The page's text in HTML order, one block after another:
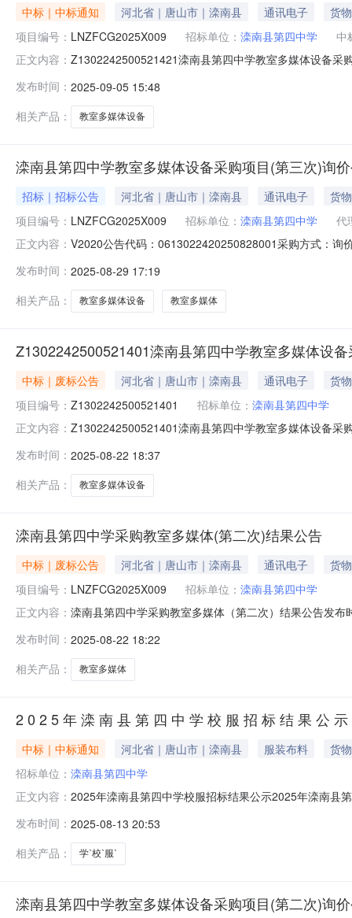
中标｜中标通知 河北省｜唐山市｜滦南县 通讯电子
货物
项目编号： LNZFCG2025X009 招标单位： 滦南县第四中学
中
正文内容： Z1302242500521421滦南县第四中学教室多媒体设备采
名：滦南县第四中学教室多媒体设备采购成交供应商名
发布时间： 2025-09-05 15:48
相关产品：
教室多媒体设备
滦南县第四中学教室多媒体设备采购项目(第三次)询
招标｜招标公告 河北省｜唐山市｜滦南县 通讯电子
货物
项目编号： LNZFCG2025X009 招标单位： 滦南县第四中学
代
正文内容： V2020公告代码：0613022420250828001采购方式：询
策：采购人名称：滦南县第四中学采购人地址：滦南县
发布时间： 2025-08-29 17:19
相关产品：
教室多媒体设备 教室多媒体
Z1302242500521401滦南县第四中学教室多媒体设
中标｜废标公告 河北省｜唐山市｜滦南县 通讯电子
货物
项目编号： Z1302242500521401 招标单位： 滦南县第四中学
正文内容： Z1302242500521401滦南县第四中学教室多媒体设备采
机构地址：滦南县行政办公大楼西附楼四楼0420室采购
发布时间： 2025-08-22 18:37
相关产品：
教室多媒体设备
滦南县第四中学采购教室多媒体(第二次)结果公告
中标｜废标公告 河北省｜唐山市｜滦南县 通讯电子
货物
项目编号： LNZFCG2025X009 招标单位： 滦南县第四中学
正文内容： 滦南县第四中学采购教室多媒体（第二次）结果公告发
滦南县学苑街与文化路交汇处北侧联系方式：曹凤辉
0315-
发布时间： 2025-08-22 18:22
相关产品：
教室多媒体
2 0 2 5 年 滦 南 县 第 四 中 学 校 服 招 标 结 果 公 示
中标｜中标通知 河北省｜唐山市｜滦南县 服装布料
货物
招标单位： 滦南县第四中学
正文内容： 2025年滦南县第四中学校服招标结果公示2025年滦南县
发布时间： 2025-08-13 20:53
相关产品：
学`校`服`
滦南县第四中学教室多媒体设备采购项目(第二次)询